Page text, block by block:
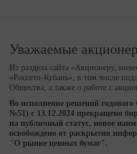
Уважаемые
Из раздела сайта «Акционеру,
«Россети-Кубань», в том числе
Общества, а также о работе с
Во исполнение решений
№51) с 13.12.2024 прекращено
на публичный статус, новое
освобождено от раскрытия
"О рынке ценных бумаг".